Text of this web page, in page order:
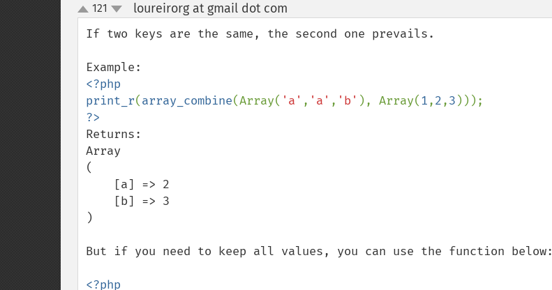
up
down
121 loureirorg at gmail dot com
If two keys are the same, the second one prevails.
<?php
print_r(array_combine(Array( 'a' , 'a' , 'b' ), Array(1,2,3
Returns:
Array
(
)
But if you need to keep all values, you can use the function below: